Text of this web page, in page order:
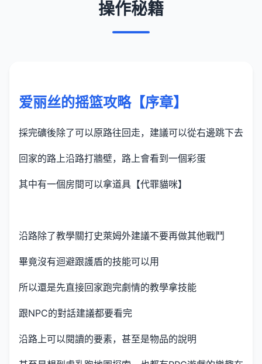
操作秘籍
爱丽丝的摇篮攻略【序章】
採完礦後除了可以原路往回走，建議可以從右邊跳下去
回家的路上沿路打牆壁，路上會看到一個彩蛋
其中有一個房間可以拿道具【代罪貓咪】
沿路除了教學關打史萊姆外建議不要再做其他戰鬥
畢竟沒有迴避跟護盾的技能可以用
所以還是先直接回家跑完劇情的教學拿技能
跟NPC的對話建議都要看完
沿路上可以閱讀的要素，甚至是物品的說明